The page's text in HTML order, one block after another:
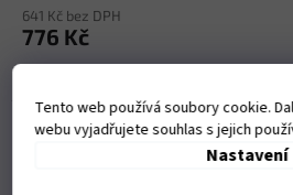
Tento web používá soubory cookie.
webu vyjadřujete souhlas s jejich
Nastavení
641 Kč bez DPH
776 Kč